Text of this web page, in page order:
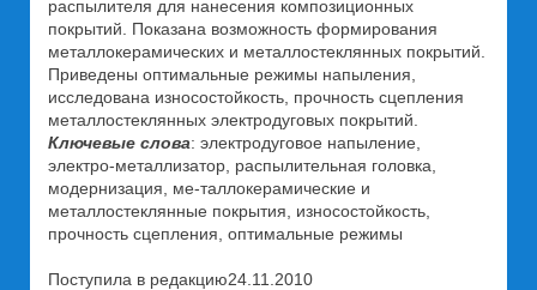
распылителя для нанесения композиционных
покрытий. Показана возможность формирования
металлокерамических и металлостеклянных покрытий.
Приведены оптимальные режимы напыления,
исследована износостойкость, прочность сцепления
металлостеклянных электродуговых покрытий.
Ключевые слова: электродуговое напыление,
электро-металлизатор, распылительная головка,
модернизация, ме-таллокерамические и
металлостеклянные покрытия, износостойкость,
прочность сцепления, оптимальные режимы
Поступила в редакцию24.11.2010